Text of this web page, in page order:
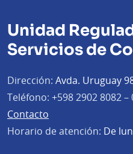
Unidad
Servicios de
Dirección: Avda. Uruguay
Teléfono: +598 2902 8082 –
Contacto
Horario de atención: De